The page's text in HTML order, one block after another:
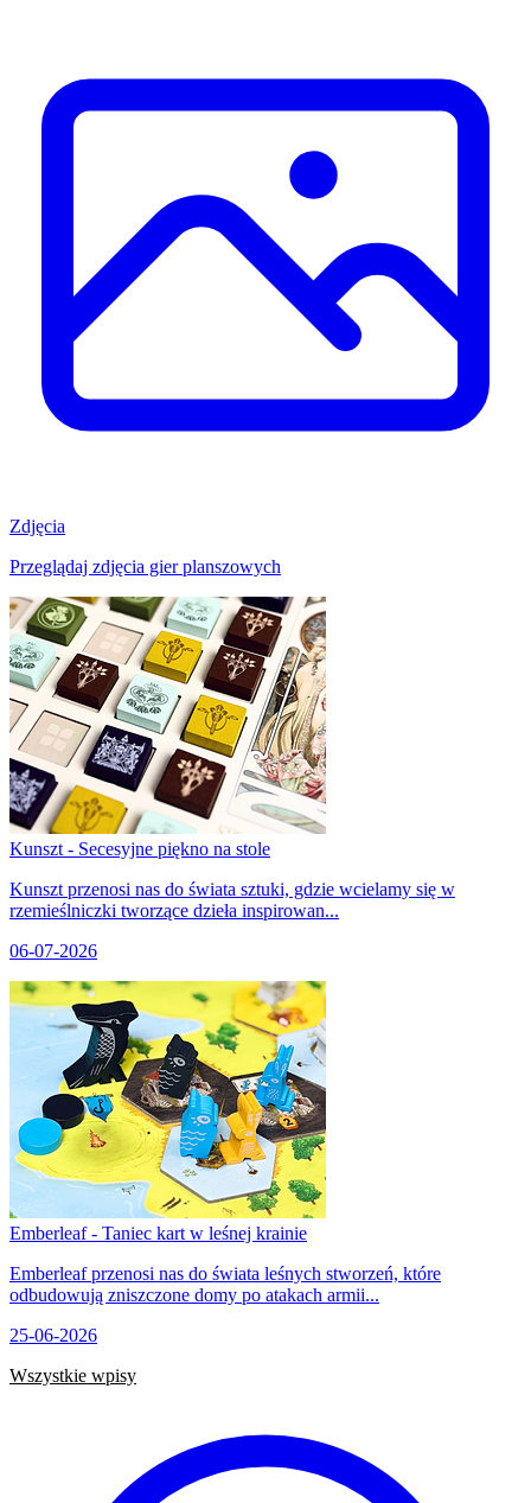
Zdjęcia
Przeglądaj zdjęcia gier planszowych
Kunszt - Secesyjne piękno na stole
Kunszt przenosi nas do świata sztuki, gdzie wcielamy się w
rzemieślniczki tworzące dzieła inspirowan...
06-07-2026
Emberleaf - Taniec kart w leśnej krainie
Emberleaf przenosi nas do świata leśnych stworzeń, które
odbudowują zniszczone domy po atakach armii...
25-06-2026
Wszystkie wpisy